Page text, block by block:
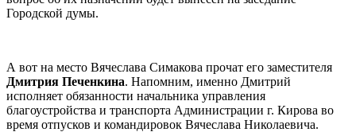
Городской думы.
А вот на место Вячеслава Симакова прочат его заместителя
Дмитрия Печенкина. Напомним, именно Дмитрий
исполняет обязанности начальника управления
благоустройства и транспорта Администрации г. Кирова во
время отпусков и командировок Вячеслава Николаевича.